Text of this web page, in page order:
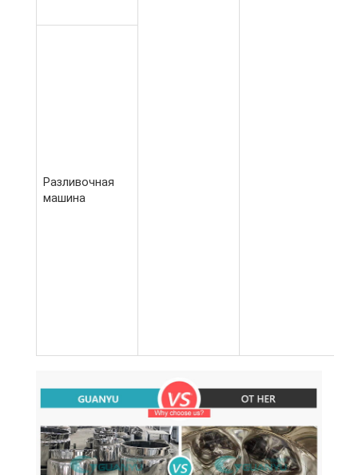
Разливочная
машина